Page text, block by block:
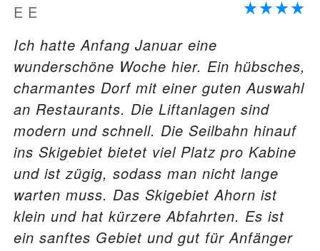
E E
Ich hatte Anfang Januar eine
wunderschöne Woche hier. Ein hübsches,
charmantes Dorf mit einer guten Auswahl
an Restaurants. Die Liftanlagen sind
modern und schnell. Die Seilbahn hinauf
ins Skigebiet bietet viel Platz pro Kabine
und ist zügig, sodass man nicht lange
warten muss. Das Skigebiet Ahorn ist
klein und hat kürzere Abfahrten. Es ist
ein sanftes Gebiet und gut für Anfänger